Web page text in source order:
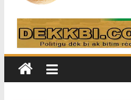
Pakistan
accord de
RD
production